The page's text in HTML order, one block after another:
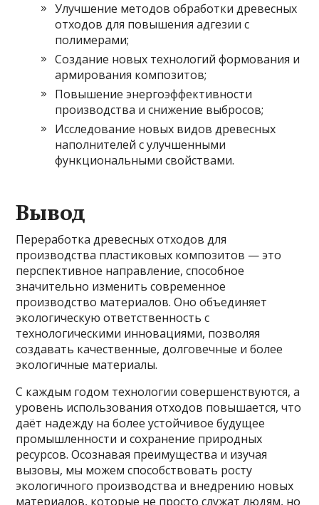
Улучшение методов обработки древесных
отходов для повышения адгезии с
полимерами;
Создание новых технологий формования и
армирования композитов;
Повышение энергоэффективности
производства и снижение выбросов;
Исследование новых видов древесных
наполнителей с улучшенными
функциональными свойствами.
Вывод
Переработка древесных отходов для
производства пластиковых композитов — это
перспективное направление, способное
значительно изменить современное
производство материалов. Оно объединяет
экологическую ответственность с
технологическими инновациями, позволяя
создавать качественные, долговечные и более
экологичные материалы.
С каждым годом технологии совершенствуются, а
уровень использования отходов повышается, что
даёт надежду на более устойчивое будущее
промышленности и сохранение природных
ресурсов. Осознавая преимущества и изучая
вызовы, мы можем способствовать росту
экологичного производства и внедрению новых
материалов, которые не просто служат людям, но